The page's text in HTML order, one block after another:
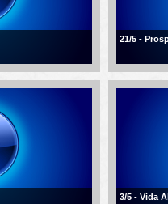
21/5 -
3/5 - Vida